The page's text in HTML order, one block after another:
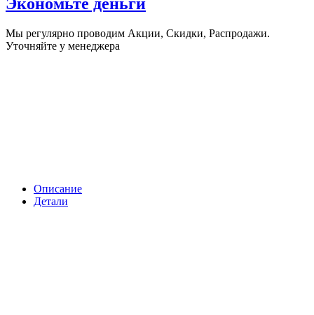
Экономьте деньги
Мы регулярно проводим Акции, Скидки, Распродажи.
Уточняйте у менеджера
Описание
Детали